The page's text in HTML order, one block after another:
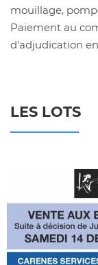
mouillage,
Paiement au
d'adjudication en
LES LOTS